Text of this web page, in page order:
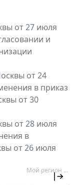
от 27 июля
и
от 24
в приказ
от 30
от 28 июля
в
от 26 июля
Мой регион ...